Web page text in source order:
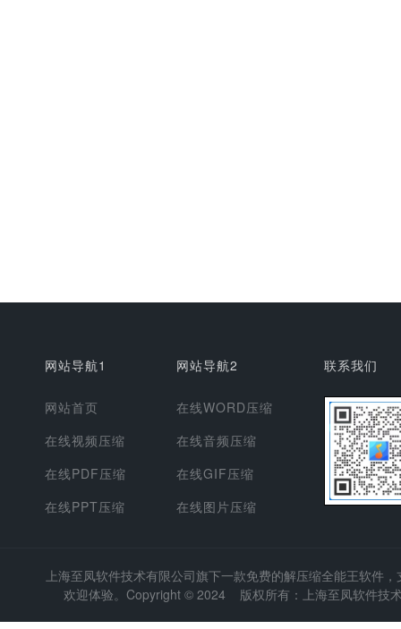
网站导航1
网站首页
在线视频压缩
在线PDF压缩
在线PPT压缩
网站导航2
在线WORD压缩
在线音频压缩
在线GIF压缩
在线图片压缩
联系我们
上海至凤软件技术有限公司旗下一款免费的解压缩全能王软件
欢迎体验。Copyright © 2024 版权所有：上海至凤软件技